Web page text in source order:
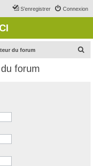
Connexion
S’enregistrer
du forum
forum